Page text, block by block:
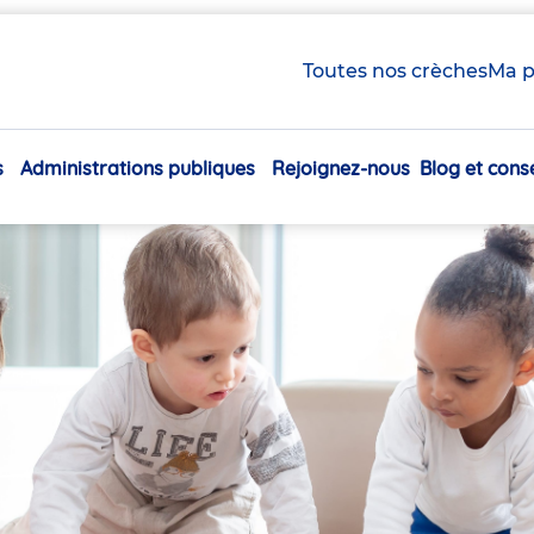
Toutes nos crèchesMa
Navigation
Administrations publiques Rejoignez-nous Blog et